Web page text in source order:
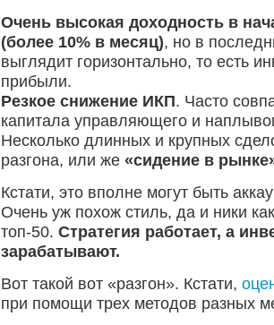
Очень высокая доходность в
(более 10% в месяц), но в
выглядит горизонтально, то есть
прибыли.
Резкое снижение ИКП. Часто
капитала управляющего и
Несколько длинных и крупных
разгона, или же «сидение в
Кстати, это вполне могут быть
Очень уж похож стиль, да и ники
топ-50. Стратегия работает, а
зарабатывают.
Вот такой вот «разгон». Кстати,
при помощи трех методов разных